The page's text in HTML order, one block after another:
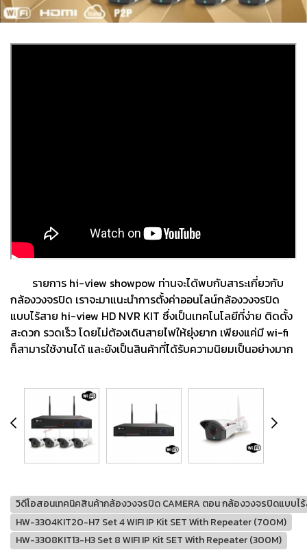
รายการ hi-view showpow ท่านจะได้พบกับสาระเกี่ยวกับ
กล้องวงจรปิด เราจะมาแนะนำการตั้งค่าออนไลน์กล้องวงจรปิด
แบบไร้สาย hi-view HD NVR KIT ซึ่งเป็นเทคโนโลยีที่ง่าย ติดตั้ง
สะดวก รวดเร็ว โดยไม่ต้องเดินสายไฟให้ยุ่งยาก เพียงแค่มี wi-fi
ก็สามารใช้งานได้ และยังเป็นสินค้าที่ได้รับความนิยมเป็นอย่างมาก
วิดีโอสอนเทคนิคสินค้ากล้องวงจรปิด CAMERA ตอน กล้องวงจรปิดแบบไร้
HW-3304KIT20-H7 Set 4 WIFI IP Kit SET With Repeater (700M)
HW-3308KIT13-H3 Set 8 WIFI IP Kit SET With Repeater (300M)